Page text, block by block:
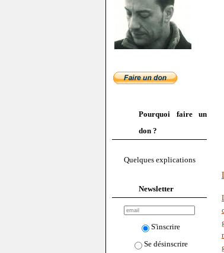
Pourquoi faire un
don ?
Quelques explications
Newsletter
S'inscrire
Se désinscrire